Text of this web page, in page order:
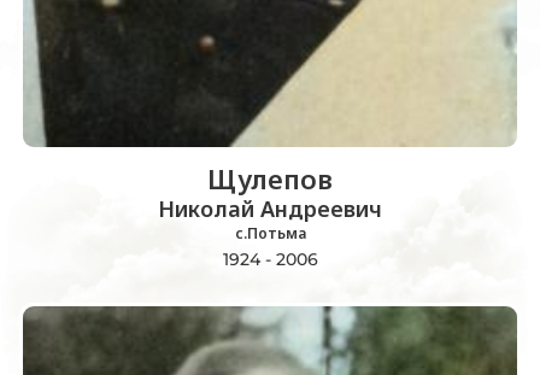
Щулепов
Николай Андреевич
с.Потьма
1924 - 2006